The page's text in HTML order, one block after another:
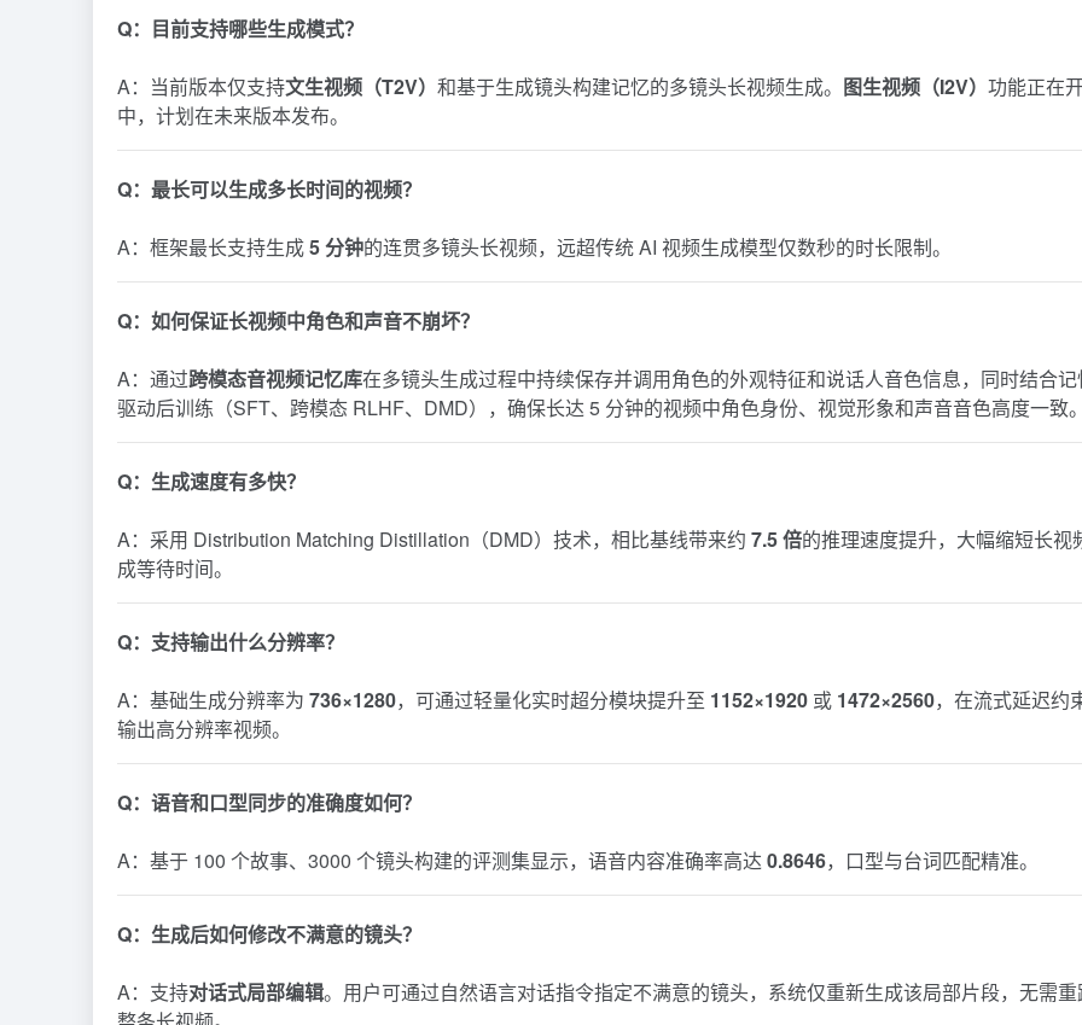
Q：目前支持哪些生成模式？
A：当前版本仅支持文生视频（T2V） 和基于生成镜头构建记忆的多镜头长视频生成。 图生视频（I2V） 功能正在
中，计划在未来版本发布。
Q：最长可以生成多长时间的视频？
A：框架最长支持生成5 分钟的连贯多镜头长视频，远超传统 AI 视频生成模型仅数秒的时长限制。
Q：如何保证长视频中角色和声音不崩坏？
A：通过跨模态音视频记忆库在多镜头生成过程中持续保存并调用角色的外观特征和说话人音色信息，同时结合记
驱动后训练（SFT、跨模态 RLHF、DMD），确保长达 5 分钟的视频中角色身份、视觉形象和声音音色高度一致。
Q：生成速度有多快？
A：采用 Distribution Matching Distillation（DMD）技术，相比基线带来约 7.5 倍的推理速度提升，大幅缩短长视
成等待时间。
Q：支持输出什么分辨率？
A：基础生成分辨率为 736×1280，可通过轻量化实时超分模块提升至 1152×1920 或 1472×2560，在流式延迟约
输出高分辨率视频。
Q：语音和口型同步的准确度如何？
A：基于 100 个故事、3000 个镜头构建的评测集显示，语音内容准确率高达 0.8646，口型与台词匹配精准。
Q：生成后如何修改不满意的镜头？
A：支持对话式局部编辑。用户可通过自然语言对话指令指定不满意的镜头，系统仅重新生成该局部片段，无需重